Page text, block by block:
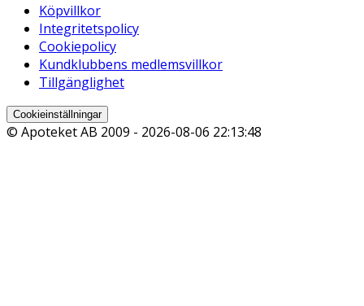
Köpvillkor
Integritetspolicy
Cookiepolicy
Kundklubbens medlemsvillkor
Tillgänglighet
Cookieinställningar
© Apoteket AB 2009 - 2026-08-06 22:13:48